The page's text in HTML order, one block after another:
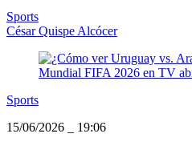
Sports
César Quispe Alcócer
Sports
15/06/2026
19:06